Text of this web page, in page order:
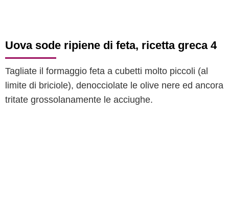
Uova sode ripiene di feta, ricetta greca 4
Tagliate il formaggio feta a cubetti molto piccoli (al
limite di briciole), denocciolate le olive nere ed ancora
tritate grossolanamente le acciughe.